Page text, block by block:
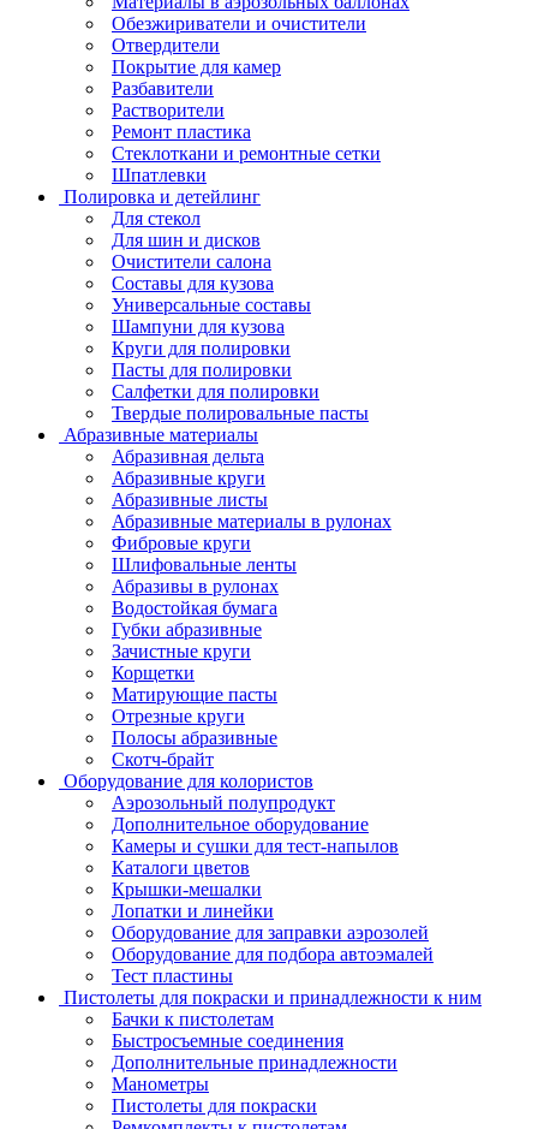
Обезжириватели и очистители
Отвердители
Покрытие для камер
Разбавители
Растворители
Ремонт пластика
Стеклоткани и ремонтные сетки
Шпатлевки
Полировка и детейлинг
Для стекол
Для шин и дисков
Очистители салона
Составы для кузова
Универсальные составы
Шампуни для кузова
Круги для полировки
Пасты для полировки
Салфетки для полировки
Твердые полировальные пасты
Абразивные материалы
Абразивная дельта
Абразивные круги
Абразивные листы
Абразивные материалы в рулонах
Фибровые круги
Шлифовальные ленты
Абразивы в рулонах
Водостойкая бумага
Губки абразивные
Зачистные круги
Корщетки
Матирующие пасты
Отрезные круги
Полосы абразивные
Скотч-брайт
Оборудование для колористов
Аэрозольный полупродукт
Дополнительное оборудование
Камеры и сушки для тест-напылов
Каталоги цветов
Крышки-мешалки
Лопатки и линейки
Оборудование для заправки аэрозолей
Оборудование для подбора автоэмалей
Тест пластины
Пистолеты для покраски и принадлежности к ним
Бачки к пистолетам
Быстросъемные соединения
Дополнительные принадлежности
Манометры
Пистолеты для покраски